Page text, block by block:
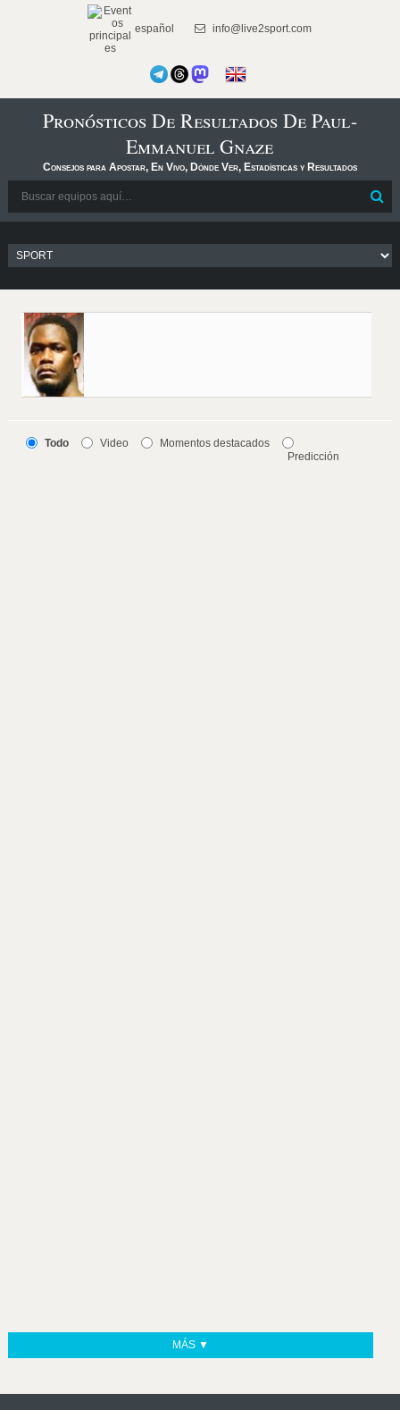
español info@live2sport.com
Pronósticos De Resultados De Paul-
Emmanuel Gnaze
Consejos para Apostar, En Vivo, Dónde Ver, Estadísticas y Resultados
Todo Video
Momentos destacados
Predicción
MÁS ▼